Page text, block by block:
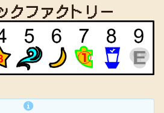
クファクトリー